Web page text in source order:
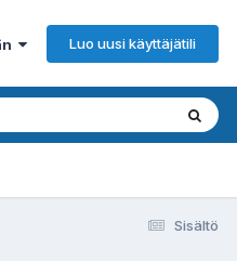
Luo uusi käyttäjätili
Sisältö